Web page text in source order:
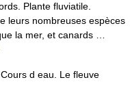
Plante fluviatile.
leurs nombreuses espèces
la mer, et canards …
d eau. Le fleuve